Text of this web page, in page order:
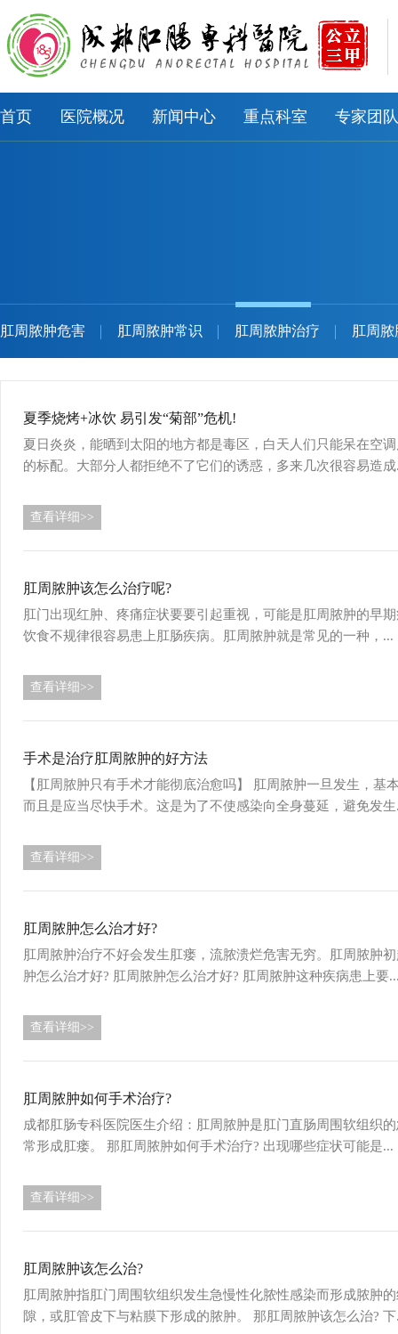
首页 医院概况 新闻中心 重点科室 专家团队
肛周脓肿危害 肛周脓肿常识 肛周脓肿治疗 肛周
夏季烧烤+冰饮 易引发“菊部”危机!
夏日炎炎，能晒到太阳的地方都是毒区，白天人们只能呆在空
的标配。大部分人都拒绝不了它们的诱惑，多来几次很容易造
查看详细>>
肛周脓肿该怎么治疗呢?
肛门出现红肿、疼痛症状要要引起重视，可能是肛周脓肿的早
饮食不规律很容易患上肛肠疾病。肛周脓肿就是常见的一种，...
查看详细>>
手术是治疗肛周脓肿的好方法
【肛周脓肿只有手术才能彻底治愈吗】 肛周脓肿一旦发生，
而且是应当尽快手术。这是为了不使感染向全身蔓延，避免发
查看详细>>
肛周脓肿怎么治才好?
肛周脓肿治疗不好会发生肛瘘，流脓溃烂危害无穷。肛周脓肿
肿怎么治才好? 肛周脓肿怎么治才好? 肛周脓肿这种疾病患上要
查看详细>>
肛周脓肿如何手术治疗?
成都肛肠专科医院医生介绍：肛周脓肿是肛门直肠周围软组织
常形成肛瘘。 那肛周脓肿如何手术治疗? 出现哪些症状可能是...
查看详细>>
肛周脓肿该怎么治?
肛周脓肿指肛门周围软组织发生急慢性化脓性感染而形成脓肿
隙，或肛管皮下与粘膜下形成的脓肿。 那肛周脓肿该怎么治?